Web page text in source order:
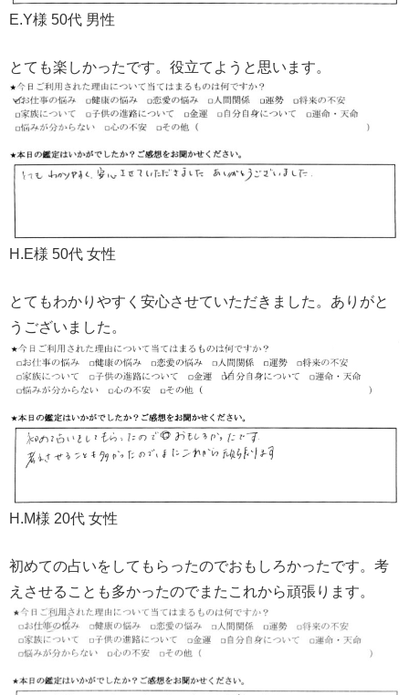
E.Y様 50代 男性
とても楽しかったです。役立てようと思います。
H.E様 50代 女性
とてもわかりやすく安心させていただきました。ありがと
うございました。
H.M様 20代 女性
初めての占いをしてもらったのでおもしろかったです。考
えさせることも多かったのでまたこれから頑張ります。